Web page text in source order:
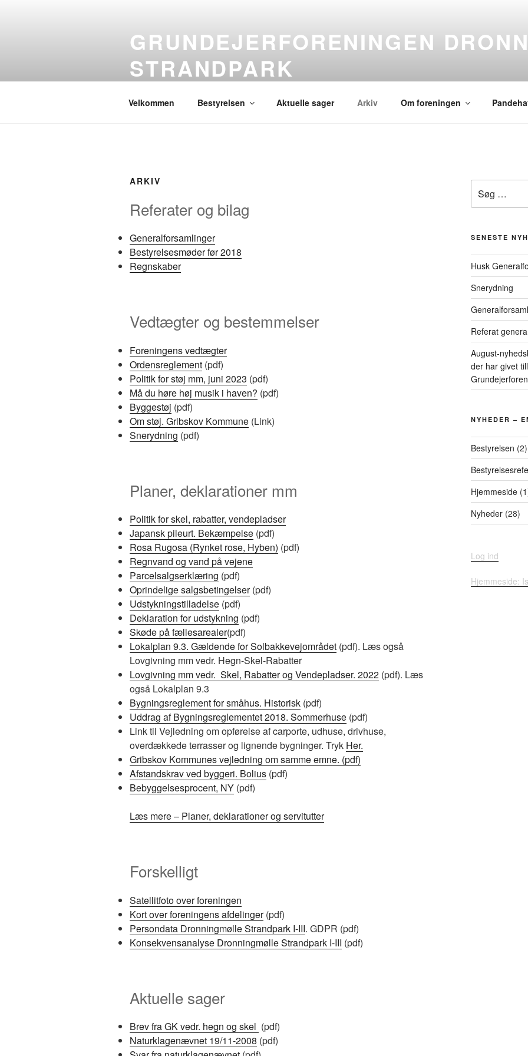
GRUNDEJERFORENINGEN
STRANDPARK
Velkommen Bestyrelsen Aktuelle sager Arkiv Om foreningen
ARKIV
Referater og bilag
Generalforsamlinger
Bestyrelsesmøder før 2018
Regnskaber
Vedtægter og bestemmelser
Foreningens vedtægter
Ordensreglement (pdf)
Politik for støj mm, juni 2023 (pdf)
Må du høre høj musik i haven? (pdf)
Byggestøj (pdf)
Om støj. Gribskov Kommune (Link)
Snerydning (pdf)
Planer, deklarationer mm
Politik for skel, rabatter, vendepladser
Japansk pileurt. Bekæmpelse (pdf)
Rosa Rugosa (Rynket rose, Hyben) (pdf)
Regnvand og vand på vejene
Parcelsalgserklæring (pdf)
Oprindelige salgsbetingelser(pdf)
Udstykningstilladelse (pdf)
Deklaration for udstykning (pdf)
Skøde på fællesarealer(pdf)
Lokalplan 9.3. Gældende for Solbakkevejområdet (pdf). Læs også
Lovgivning mm vedr. Hegn-Skel-Rabatter
Lovgivning mm vedr. Skel, Rabatter og Vendepladser. 2022 (pdf). Læs
også Lokalplan 9.3
Bygningsreglement for småhus. Historisk (pdf)
Uddrag af Bygningsreglementet 2018. Sommerhuse (pdf)
Link til Vejledning om opførelse af carporte, udhuse, drivhuse,
overdækkede terrasser og lignende bygninger. Tryk Her.
Gribskov Kommunes vejledning om samme emne. (pdf)
Afstandskrav ved byggeri. Bolius (pdf)
Bebyggelsesprocent, NY (pdf)
Læs mere – Planer, deklarationer og servitutter
Forskelligt
Satellitfoto over foreningen
Kort over foreningens afdelinger(pdf)
Persondata Dronningmølle Strandpark I-III. GDPR (pdf)
Konsekvensanalyse Dronningmølle Strandpark I-III (pdf)
Aktuelle sager
Brev fra GK vedr. hegn og skel (pdf)
Naturklagenævnet 19/11-2008 (pdf)
efter:
SENESTE
Husk
Snerydning
Referat
August-
der har givet
NYHEDER –
Bestyrelsen (2)
Hjemmeside
Nyheder(28)
Log ind
Hjemmeside: